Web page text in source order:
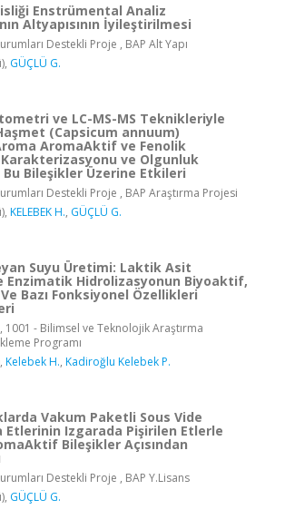
Enstrümental Analiz
Altyapısının İyileştirilmesi
Destekli Proje , BAP Alt Yapı
GÜÇLÜ G.
ve LC-MS-MS Teknikleriyle
(Capsicum annuum)
AromaAktif ve Fenolik
ve Olgunluk
Bu Bileşikler Üzerine Etkileri
Destekli Proje , BAP Araştırma Projesi
KELEBEK H., GÜÇLÜ G.
Suyu Üretimi: Laktik Asit
Enzimatik Hidrolizasyonun Biyoaktif,
Bazı Fonksiyonel Özellikleri
1001 - Bilimsel ve Teknolojik Araştırma
Programı
Kelebek H., Kadiroğlu Kelebek P.
Vakum Paketli Sous Vide
Etlerinin Izgarada Pişirilen Etlerle
Bileşikler Açısından
Destekli Proje , BAP Y.Lisans
GÜÇLÜ G.